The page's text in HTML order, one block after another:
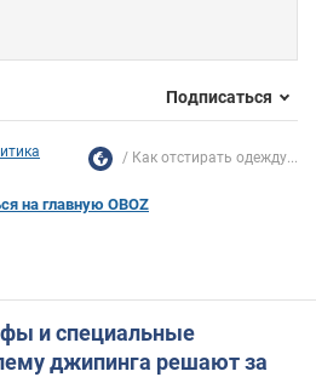
Подписаться
Как отстирать одежду...
на главную OBOZ
и специальные
джипинга решают за